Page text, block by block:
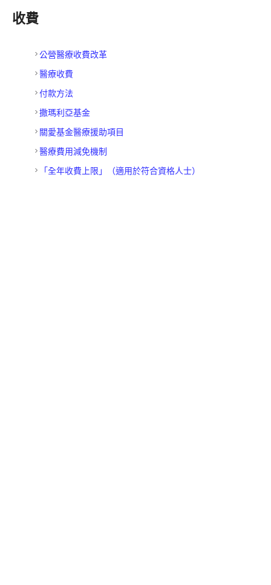
收費
公營醫療收費改革
醫療收費
付款方法
撒瑪利亞基金
關愛基金醫療援助項目
醫療費用減免機制
「全年收費上限」（適用於符合資格人士）